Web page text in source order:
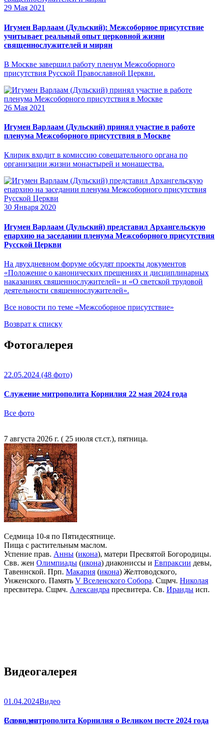
29 Мая 2021
Игумен Варлаам (Дульский): Межсоборное присутствие
учитывает реальный опыт церковной жизни
священнослужителей и мирян
В Москве завершил работу пленум Межсоборного
присутствия Русской Православной Церкви.
26 Мая 2021
Игумен Варлаам (Дульский) принял участие в работе
пленума Межсоборного присутствия в Москве
Клирик входит в комиссию совещательного органа по
организации жизни монастырей и монашества.
30 Января 2020
Игумен Варлаам (Дульский) представил Архангельскую
епархию на заседании пленума Межсоборного присутствия
Русской Церкви
На двухдневном форуме обсудят проекты документов
«Положение о канонических прещениях и дисциплинарных
наказаниях священнослужителей» и «О светской трудовой
деятельности священнослужителей».
Все новости по теме «Межсоборное присутствие»
Возврат к списку
Фотогалерея
22.05.2024 (48 фото)
Служение митрополита Корнилия 22 мая 2024 года
Все фото
7 августа 2026 г. ( 25 июля ст.ст.), пятница.
Седмица 10-я по Пятидесятнице.
Пища с растительным маслом.
Успение прав. Анны (икона), матери Пресвятой Богородицы.
Свв. жен Олимпиады (икона) диакониссы и Евпраксии девы,
Тавеннской. Прп. Макария (икона) Желтоводского,
Унженского. Память V Вселенского Собора. Сщмч. Николая
пресвитера. Сщмч. Александра пресвитера. Св. Ираиды исп.
Видеогалерея
01.04.2024Видео
Слово митрополита Корнилия о Великом посте 2024 года
Все видео